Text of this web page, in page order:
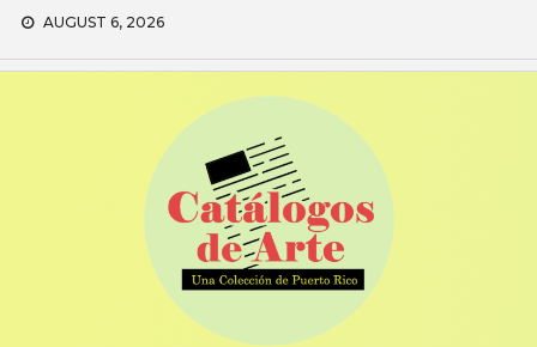
Skip
content
AUGUST 6, 2026